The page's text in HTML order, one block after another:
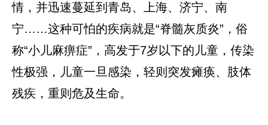
情，并迅速蔓延到青岛、上海、济宁、南
宁……这种可怕的疾病就是“脊髓灰质炎”，俗
称“小儿麻痹症”，高发于7岁以下的儿童，传染
性极强，儿童一旦感染，轻则突发瘫痪、肢体
残疾，重则危及生命。